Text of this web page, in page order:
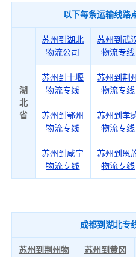
以下每条运输线路
湖
北
省
苏州到湖北
物流公司
苏州到武
物流专线
苏州到十堰
物流专线
苏州到荆
物流专线
苏州到鄂州
物流专线
苏州到孝
物流专线
苏州到咸宁
物流专线
苏州到恩
物流专线
成都到湖北专
苏州到荆州物
苏州到黄冈